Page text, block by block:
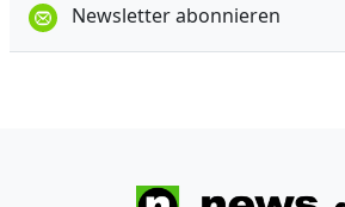
Newsletter abonnieren